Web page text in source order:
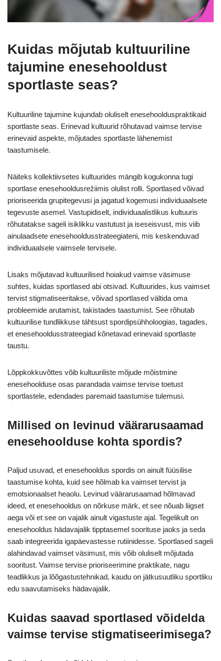
Kuidas mõjutab kultuuriline
tajumine enesehooldust
sportlaste seas?
Kultuuriline tajumine kujundab oluliselt enesehoolduspraktikaid
sportlaste seas. Erinevad kultuurid rõhutavad vaimse tervise
erinevaid aspekte, mõjutades sportlaste lähenemist
taastumisele.
Näiteks kollektiivsetes kultuurides mängib kogukonna tugi
sportlase enesehooldusrežiimis olulist rolli. Sportlased võivad
prioriseerida grupitegevusi ja jagatud kogemusi individuaalsete
tegevuste asemel. Vastupidiselt, individuaalistlikus kultuuris
rõhutatakse sageli isiklikku vastutust ja iseseisvust, mis viib
ainulaadsete enesehooldusstrateegiateni, mis keskenduvad
individuaalsele vaimsele tervisele.
Lisaks mõjutavad kultuurilised hoiakud vaimse väsimuse
suhtes, kuidas sportlased abi otsivad. Kultuurides, kus vaimset
tervist stigmatiseeritakse, võivad sportlased vältida oma
probleemide arutamist, takistades taastumist. See rõhutab
kultuurilise tundlikkuse tähtsust spordipsühholoogias, tagades,
et enesehooldusstrateegiad kõnetavad erinevaid sportlaste
taustu.
Lõppkokkuvõttes võib kultuuriliste mõjude mõistmine
enesehoolduse osas parandada vaimse tervise toetust
sportlastele, edendades paremaid taastumise tulemusi.
Millised on levinud väärarusaamad
enesehoolduse kohta spordis?
Paljud usuvad, et enesehooldus spordis on ainult füüsilise
taastumise kohta, kuid see hõlmab ka vaimset tervist ja
emotsionaalset heaolu. Levinud väärarusaamad hõlmavad
ideed, et enesehooldus on nõrkuse märk, et see nõuab liigset
aega või et see on vajalik ainult vigastuste ajal. Tegelikult on
enesehooldus hädavajalik tipptasemel soorituse jaoks ja seda
saab integreerida igapäevastesse rutiinidesse. Sportlased sageli
alahindavad vaimset väsimust, mis võib oluliselt mõjutada
sooritust. Vaimse tervise prioriseerimine praktikate, nagu
teadlikkus ja lõõgastustehnikad, kaudu on jätkusuutliku sportliku
edu saavutamiseks hädavajalik.
Kuidas saavad sportlased võidelda
vaimse tervise stigmatiseerimisega?